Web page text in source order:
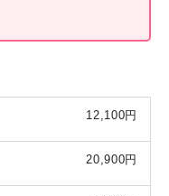
12,100円
20,900円